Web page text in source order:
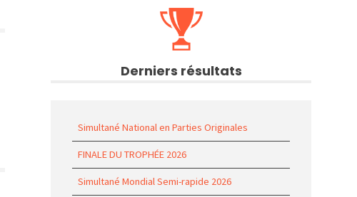
Derniers résultats
Simultané National en Parties Originales
FINALE DU TROPHÉE 2026
Simultané Mondial Semi-rapide 2026